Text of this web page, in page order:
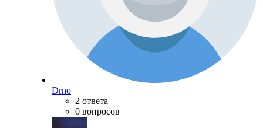
Drno
2 ответа
0 вопросов